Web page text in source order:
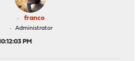
franco
Administrator
PM